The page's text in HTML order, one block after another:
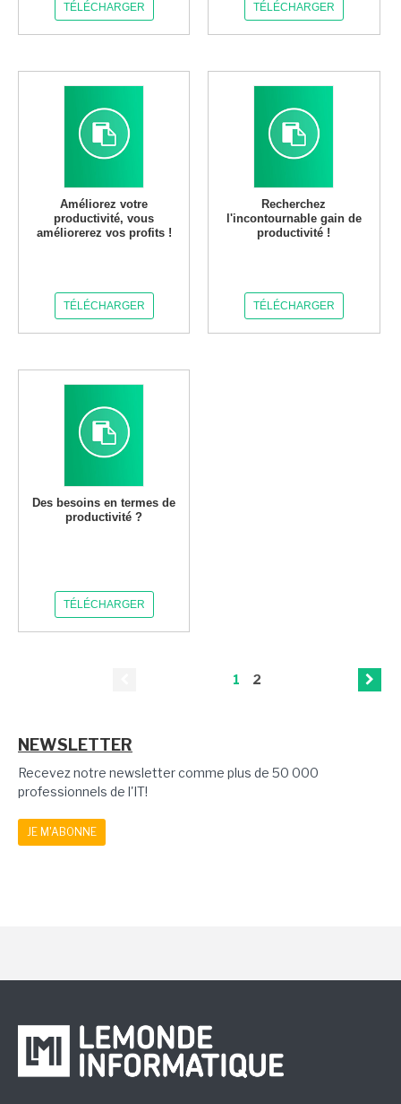
TÉLÉCHARGER TÉLÉCHARGER
Améliorez votre
productivité, vous
améliorerez vos profits !
TÉLÉCHARGER
Recherchez
l'incontournable gain de
productivité !
TÉLÉCHARGER
Des besoins en termes de
productivité ?
TÉLÉCHARGER
1 2
NEWSLETTER
Recevez notre newsletter comme plus de 50 000
professionnels de l'IT!
JE M'ABONNE